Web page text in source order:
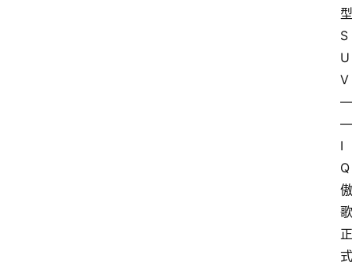
型
S
U
V
—
—
I
Q
傲
歌
正
式